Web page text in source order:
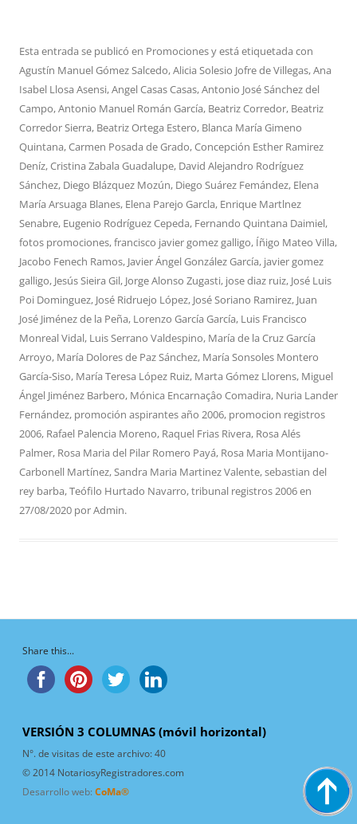
Esta entrada se publicó en Promocionesy está etiquetada con
Agustín Manuel Gómez Salcedo,Alicia Solesio Jofre de Villegas,Ana
Isabel Llosa Asensi,Angel Casas Casas,Antonio José Sánchez del
Campo,Antonio Manuel Román García, Beatriz Corredor, Beatriz
Corredor Sierra, Beatriz Ortega Estero, Blanca María Gimeno
Quintana,Carmen Posada de Grado,Concepción Esther Ramirez
Deníz,Cristina Zabala Guadalupe, David Alejandro Rodríguez
Sánchez, Diego Blázquez Mozún, Diego Suárez Femández, Elena
María Arsuaga Blanes, Elena Parejo Garcla, Enrique Martlnez
Senabre, Eugenio Rodríguez Cepeda, Fernando Quintana Daimiel,
fotos promociones,francisco javier gomez galligo, Íñigo Mateo Villa,
Jacobo Fenech Ramos, Javier Ángel González García, javier gomez
galligo, Jesús Sieira Gil, Jorge Alonso Zugasti, jose diaz ruiz, José Luis
Poi Dominguez, José Ridruejo López, José Soriano Ramirez, Juan
José Jiménez de la Peña, Lorenzo García García, Luis Francisco
Monreal Vidal, Luis Serrano Valdespino, María de la Cruz García
Arroyo, María Dolores de Paz Sánchez, María Sonsoles Montero
García-Siso, María Teresa López Ruiz, Marta Gómez Llorens, Miguel
Ángel Jiménez Barbero, Mónica Encarnaçâo Comadira, Nuria Lander
Fernández, promoción aspirantes año 2006, promocion registros
2006, Rafael Palencia Moreno, Raquel Frias Rivera, Rosa Alés
Palmer, Rosa Maria del Pilar Romero Payá, Rosa Maria Montijano-
Carbonell Martínez,Sandra Maria Martinez Valente,sebastian del
rey barba,Teófilo Hurtado Navarro,tribunal registros 2006en
27/08/2020 porAdmin.
Share this...
VERSIÓN 3 COLUMNAS (móvil horizontal)
N°. de visitas de este archivo:40
© 2014 NotariosyRegistradores.com
Desarrollo web: CoMa®